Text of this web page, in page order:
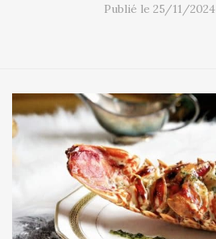
Publié le 25/11/2024